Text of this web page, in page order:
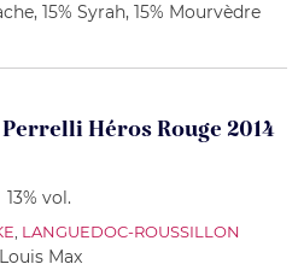
15% Syrah, 15% Mourvèdre
Héros Rouge 2014
13% vol.
, LANGUEDOC-ROUSSILLON
Louis Max